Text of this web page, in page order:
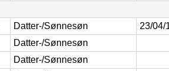
Datter-/Sønnesøn 23/04/
Datter-/Sønnesøn
Datter-/Sønnesøn